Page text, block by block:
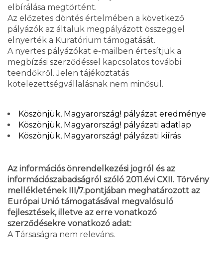
elbírálása megtörtént.
Az előzetes döntés értelmében a következő
pályázók az általuk megpályázott összeggel
elnyerték a Kuratórium támogatását.
A nyertes pályázókat e-mailben értesítjük a
megbízási szerződéssel kapcsolatos további
teendőkről. Jelen tájékoztatás
kötelezettségvállalásnak nem minősül.
Köszönjük, Magyarország! pályázat eredménye
Köszönjük, Magyarország! pályázati adatlap
Köszönjük, Magyarország! pályázati kiírás
Az információs önrendelkezési jogról és az
információszabadságról szóló 2011.évi CXII. Törvény
mellékletének III/7.pontjában meghatározott az
Európai Unió támogatásával megvalósuló
fejlesztések, illetve az erre vonatkozó
szerződésekre vonatkozó adat:
A Társaságra nem releváns.